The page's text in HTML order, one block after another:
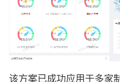
该方案已成功应用于多家